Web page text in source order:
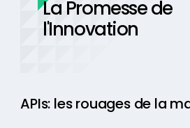
La Promesse de
l'Innovation
APIs: les rouages de la